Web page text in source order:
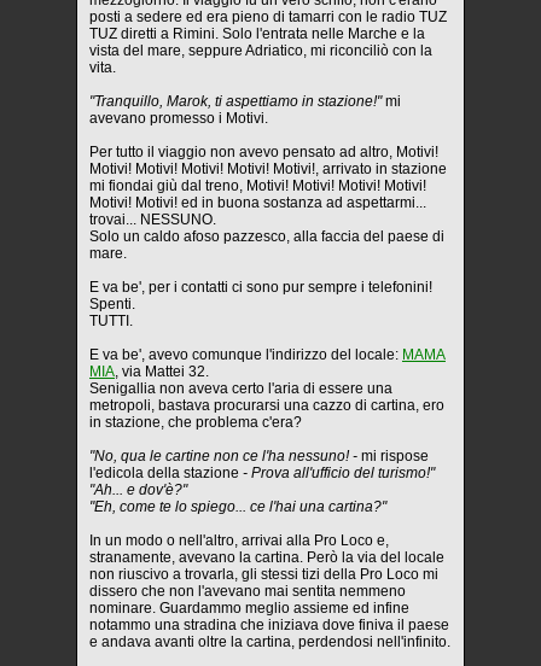
posti a sedere ed era pieno di tamarri con le radio TUZ
TUZ diretti a Rimini. Solo l'entrata nelle Marche e la
vista del mare, seppure Adriatico, mi riconciliò con la
vita.
"Tranquillo, Marok, ti aspettiamo in stazione!"mi
avevano promesso i Motivi.
Per tutto il viaggio non avevo pensato ad altro, Motivi!
Motivi! Motivi! Motivi! Motivi! Motivi!, arrivato in stazione
mi fiondai giù dal treno, Motivi! Motivi! Motivi! Motivi!
Motivi! Motivi! ed in buona sostanza ad aspettarmi...
trovai... NESSUNO.
Solo un caldo afoso pazzesco, alla faccia del paese di
mare.
E va be', per i contatti ci sono pur sempre i telefonini!
Spenti.
TUTTI.
E va be', avevo comunque l'indirizzo del locale: MAMA
MIA, via Mattei 32.
Senigallia non aveva certo l'aria di essere una
metropoli, bastava procurarsi una cazzo di cartina, ero
in stazione, che problema c'era?
"No, qua le cartine non ce l'ha nessuno! - mi rispose
l'edicola della stazione - Prova all'ufficio del turismo!"
"Ah... e dov'è?"
"Eh, come te lo spiego... ce l'hai una cartina?"
In un modo o nell'altro, arrivai alla Pro Loco e,
stranamente, avevano la cartina. Però la via del locale
non riuscivo a trovarla, gli stessi tizi della Pro Loco mi
dissero che non l'avevano mai sentita nemmeno
nominare. Guardammo meglio assieme ed infine
notammo una stradina che iniziava dove finiva il paese
e andava avanti oltre la cartina, perdendosi nell'infinito.